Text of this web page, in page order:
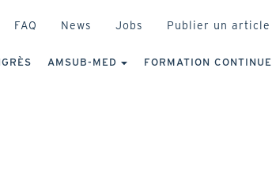
HEADER
FAQ News Jobs Publier un article
AMSUB-MED FORMATION CONTINUE